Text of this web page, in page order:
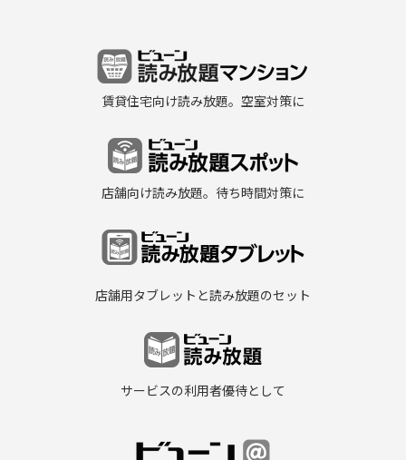
賃貸住宅向け読み放題。空室対策に
店舗向け読み放題。待ち時間対策に
店舗用タブレットと読み放題のセット
サービスの利用者優待として